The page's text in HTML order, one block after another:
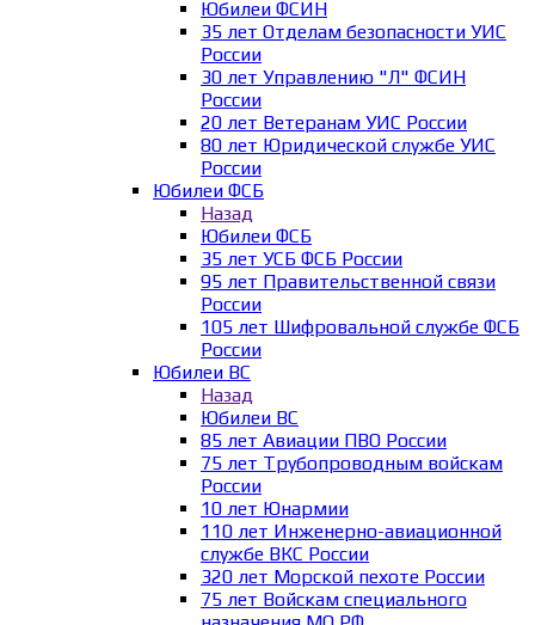
Юбилеи ФСИН
35 лет Отделам безопасности УИС
России
30 лет Управлению "Л" ФСИН
России
20 лет Ветеранам УИС России
80 лет Юридической службе УИС
России
Юбилеи ФСБ
Назад
Юбилеи ФСБ
35 лет УСБ ФСБ России
95 лет Правительственной связи
России
105 лет Шифровальной службе ФСБ
России
Юбилеи ВС
Назад
Юбилеи ВС
85 лет Авиации ПВО России
75 лет Трубопроводным войскам
России
10 лет Юнармии
110 лет Инженерно-авиационной
службе ВКС России
320 лет Морской пехоте России
75 лет Войскам специального